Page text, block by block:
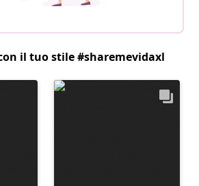
il tuo stile #sharemevidaxl